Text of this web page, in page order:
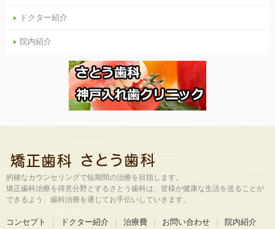
ドクター紹介
院内紹介
的確なカウンセリングで短期間の治療を目指します。
矯正歯科治療を得意分野とするさとう歯科は、皆様が健康な生活を送ることが
できるよう、歯科治療を通じてお手伝いしていきます。
コンセプト ドクター紹介 治療費 お問い合わせ 院内紹介